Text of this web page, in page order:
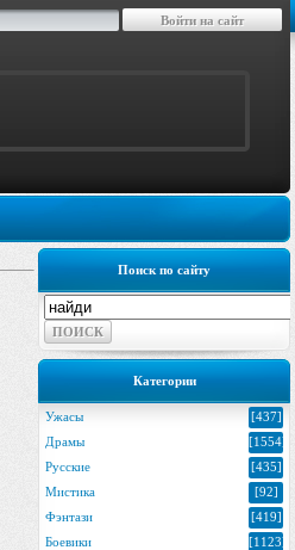
Поиск по сайту
Категории
Ужасы
[437]
Драмы
[1554]
Русские
[435]
Мистика
[92]
Фэнтази
[419]
Боевики
[1123]